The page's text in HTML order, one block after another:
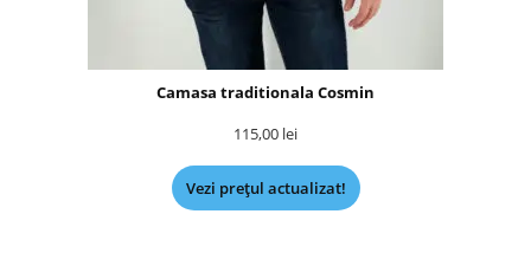
Camasa traditionala Cosmin
115,00 lei
Vezi prețul actualizat!